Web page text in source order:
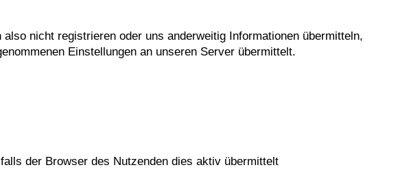
nicht registrieren oder uns anderweitig Informationen übermitteln,
Einstellungen an unseren Server übermittelt.
der Browser des Nutzenden dies aktiv übermittelt